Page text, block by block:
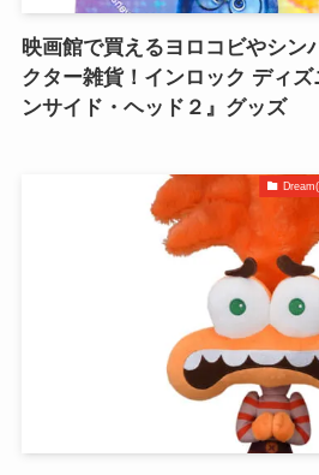
映画館で買えるヨロコビやシン
クター雑貨！インロック ディ
ンサイド・ヘッド２』グッズ